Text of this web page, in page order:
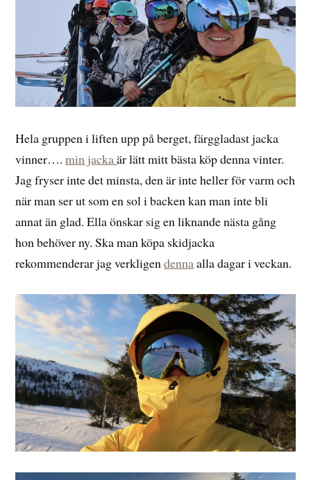
Hela gruppen i liften upp på berget, färggladast jacka
vinner….min jackaär lätt mitt bästa köp denna vinter.
Jag fryser inte det minsta, den är inte heller för varm och
när man ser ut som en sol i backen kan man inte bli
annat än glad. Ella önskar sig en liknande nästa gång
hon behöver ny. Ska man köpa skidjacka
rekommenderar jag verkligendennaalla dagar i veckan.